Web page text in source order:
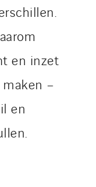
en inzet
–
en